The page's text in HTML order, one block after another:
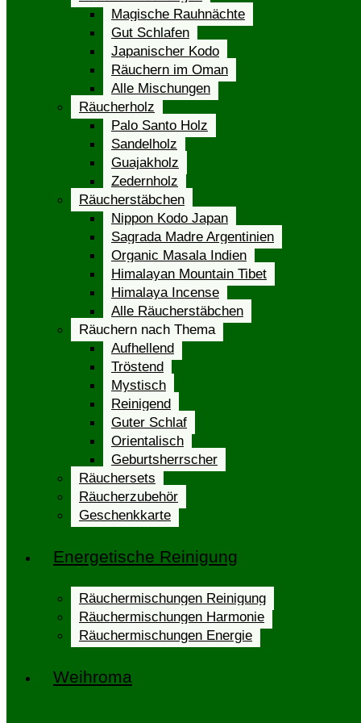
Magische Rauhnächte
Gut Schlafen
Japanischer Kodo
Räuchern im Oman
Alle Mischungen
Räucherholz
Palo Santo Holz
Sandelholz
Guajakholz
Zedernholz
Räucherstäbchen
Nippon Kodo Japan
Sagrada Madre Argentinien
Organic Masala Indien
Himalayan Mountain Tibet
Himalaya Incense
Alle Räucherstäbchen
Räuchern nach Thema
Aufhellend
Tröstend
Mystisch
Reinigend
Guter Schlaf
Orientalisch
Geburtsherrscher
Räuchersets
Räucherzubehör
Geschenkkarte
Energetische Reinigung
Räuchermischungen Reinigung
Räuchermischungen Harmonie
Räuchermischungen Energie
Weihroma